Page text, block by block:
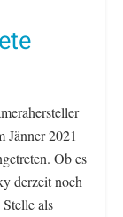
2021
Ob es
derzeit noch
als